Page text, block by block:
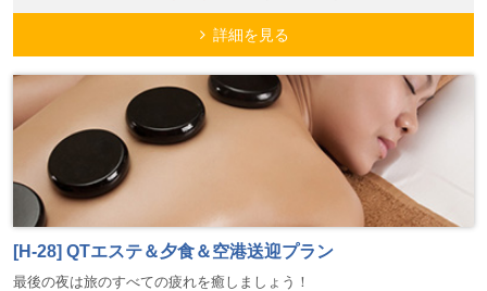
詳細を見る
[H-28] QTエステ＆夕食＆空港送迎プラン
最後の夜は旅のすべての疲れを癒しましょう！